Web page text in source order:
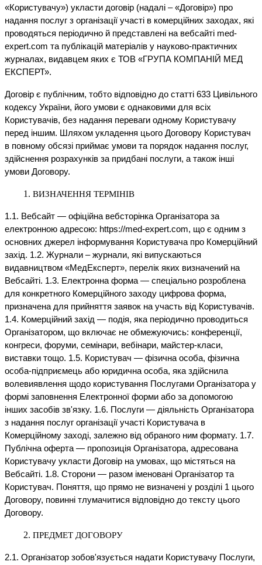
«Користувачу») укласти договір (надалі – «Договір») про
надання послуг з організації участі в комерційних заходах, які
проводяться періодично й представлені на вебсайті med-
expert.com та публікацій матеріалів у науково-практичних
журналах, видавцем яких є ТОВ «ГРУПА КОМПАНІЙ МЕД
ЕКСПЕРТ».
Договір є публічним, тобто відповідно до статті 633 Цивільного
кодексу України, його умови є однаковими для всіх
Користувачів, без надання переваги одному Користувачу
перед іншим. Шляхом укладення цього Договору Користувач
в повному обсязі приймає умови та порядок надання послуг,
здійснення розрахунків за придбані послуги, а також інші
умови Договору.
ВИЗНАЧЕННЯ ТЕРМІНІВ
1.1. Вебсайт — офіційна вебсторінка Організатора за
електронною адресою: https://med-expert.com, що є одним з
основних джерел інформування Користувача про Комерційний
захід. 1.2. Журнали – журнали, які випускаються
видавництвом «МедЕксперт», перелік яких визначений на
Вебсайті. 1.3. Електронна форма — спеціально розроблена
для конкретного Комерційного заходу цифрова форма,
призначена для прийняття заявок на участь від Користувачів.
1.4. Комерційний захід — подія, яка періодично проводиться
Організатором, що включає не обмежуючись: конференції,
конгреси, форуми, семінари, вебінари, майстер-класи,
виставки тощо. 1.5. Користувач — фізична особа, фізична
особа-підприємець або юридична особа, яка здійснила
волевиявлення щодо користування Послугами Організатора у
формі заповнення Електронної форми або за допомогою
інших засобів зв'язку. 1.6. Послуги — діяльність Організатора
з надання послуг організації участі Користувача в
Комерційному заході, залежно від обраного ним формату. 1.7.
Публічна оферта — пропозиція Організатора, адресована
Користувачу укласти Договір на умовах, що містяться на
Вебсайті. 1.8. Сторони — разом іменовані Організатор та
Користувач. Поняття, що прямо не визначені у розділі 1 цього
Договору, повинні тлумачитися відповідно до тексту цього
Договору.
ПРЕДМЕТ ДОГОВОРУ
2.1. Організатор зобов'язується надати Користувачу Послуги,